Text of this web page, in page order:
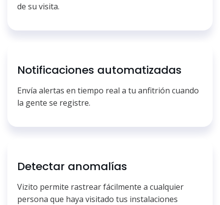
de su visita.
Notificaciones automatizadas
Envía alertas en tiempo real a tu anfitrión cuando
la gente se registre.
Detectar anomalías
Vizito permite rastrear fácilmente a cualquier
persona que haya visitado tus instalaciones